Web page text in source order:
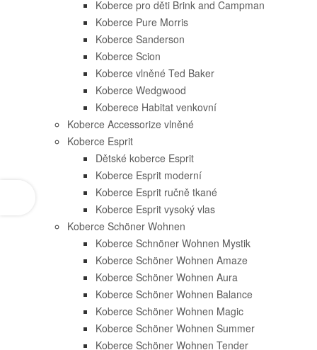
Koberce pro děti Brink and Campman
Koberce Pure Morris
Koberce Sanderson
Koberce Scion
Koberce vlněné Ted Baker
Koberce Wedgwood
Koberece Habitat venkovní
Koberce Accessorize vlněné
Koberce Esprit
Dětské koberce Esprit
Koberce Esprit moderní
Koberce Esprit ručně tkané
Koberce Esprit vysoký vlas
Koberce Schöner Wohnen
Koberce Schnöner Wohnen Mystik
Koberce Schöner Wohnen Amaze
Koberce Schöner Wohnen Aura
Koberce Schöner Wohnen Balance
Koberce Schöner Wohnen Magic
Koberce Schöner Wohnen Summer
Koberce Schöner Wohnen Tender